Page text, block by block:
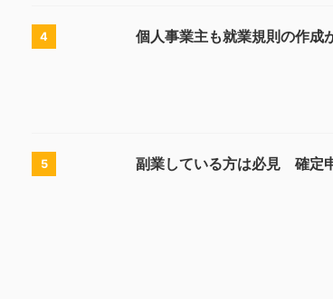
4 個人事業主も就業規則の作成
5 副業している方は必見 確定